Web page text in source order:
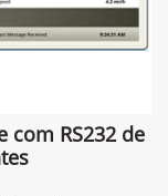
RS232 de